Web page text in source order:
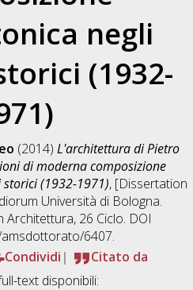
negli
(1932-
(2014)L'architettura di Pietro
di moderna composizione
(1932-1971), [Dissertation
Università di Bologna.
Architettura, 26 Ciclo. DOI
6407.
Condividi
Citato da
text disponibili: